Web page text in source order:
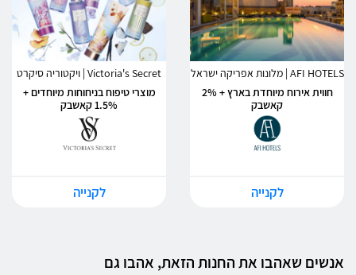
AFI HOTELS | מלונות אפריקה ישראל
חווית אירוח מיוחדת בארץ + 2%
קאשבק
לקנייה
Victoria's Secret | ויקטוריה סיקרט
מוצרי טיפוח בניחוחות מיוחדים +
1.5% קאשבק
לקנייה
אנשים שאהבו את החנות הזאת, אהבו גם